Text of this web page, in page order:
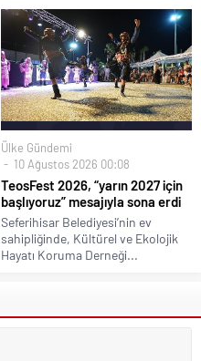
Ülke Gündemi
10 Ağustos 2026 00:08
TeosFest 2026, “yarın 2027 için
başlıyoruz” mesajıyla sona erdi
Seferihisar Belediyesi’nin ev
sahipliğinde, Kültürel ve Ekolojik
Hayatı Koruma Derneği...